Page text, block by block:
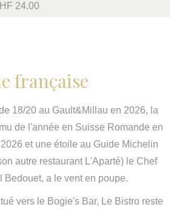
24.00
française
18/20 au Gault&Millau en 2026, la
de l'année en Suisse Romande en
et une étoile au Guide Michelin
autre restaurant L'Aparté) le Chef
Bedouet, a le vent en poupe.
vers le Bogie's Bar, Le Bistro reste